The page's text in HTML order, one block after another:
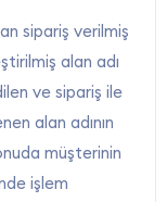
sipariş verilmiş
alan adı
ve sipariş ile
alan adının
müşterinin
işlem